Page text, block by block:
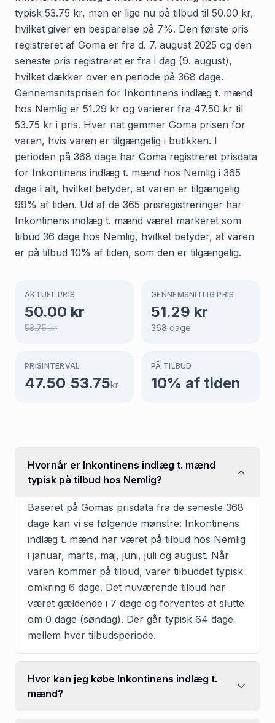
typisk 53.75 kr, men er lige nu på tilbud til 50.00 kr,
hvilket giver en besparelse på 7%. Den første pris
registreret af Goma er fra d. 7. august 2025 og den
seneste pris registreret er fra i dag (9. august),
hvilket dækker over en periode på 368 dage.
Gennemsnitsprisen for Inkontinens indlæg t. mænd
hos Nemlig er 51.29 kr og varierer fra 47.50 kr til
53.75 kr i pris. Hver nat gemmer Goma prisen for
varen, hvis varen er tilgængelig i butikken. I
perioden på 368 dage har Goma registreret prisdata
for Inkontinens indlæg t. mænd hos Nemlig i 365
dage i alt, hvilket betyder, at varen er tilgængelig
99% af tiden. Ud af de 365 prisregistreringer har
Inkontinens indlæg t. mænd været markeret som
tilbud 36 dage hos Nemlig, hvilket betyder, at varen
er på tilbud 10% af tiden, som den er tilgængelig.
AKTUEL PRIS
50.00 kr
53.75kr
GENNEMSNITLIG PRIS
51.29 kr
368 dage
PRISINTERVAL
47.50–53.75kr
PÅ TILBUD
10% af tiden
Hvornår er Inkontinens indlæg t. mænd
typisk på tilbud hos Nemlig?
Baseret på Gomas prisdata fra de seneste 368
dage kan vi se følgende mønstre: Inkontinens
indlæg t. mænd har været på tilbud hos Nemlig
i januar, marts, maj, juni, juli og august. Når
varen kommer på tilbud, varer tilbuddet typisk
omkring 6 dage. Det nuværende tilbud har
været gældende i 7 dage og forventes at slutte
om 0 dage (søndag). Der går typisk 64 dage
mellem hver tilbudsperiode.
Hvor kan jeg købe Inkontinens indlæg t.
mænd?